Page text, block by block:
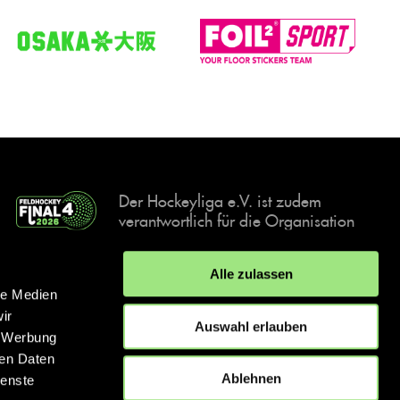
Medien
Daten
Alle zulassen
Auswahl erlauben
Ablehnen
Der Hockeyliga e.V. ist zudem
verantwortlich für die Organisation
Events, der deutschen Hockey-
Meisterschaften.
IMPRESSUM DATENSCHUTZERKLÄRUNG